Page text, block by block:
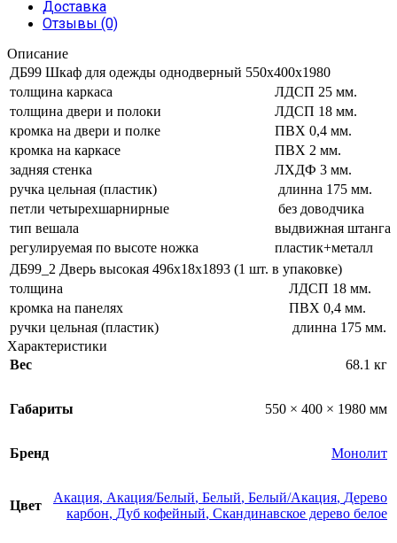
Доставка
Отзывы (0)
Описание
ДБ99 Шкаф для одежды однодверный 550х400х1980
толщина каркаса
ЛДСП 25 мм.
толщина двери и полоки
ЛДСП 18 мм.
кромка на двери и полке
ПВХ 0,4 мм.
кромка на каркасе
ПВХ 2 мм.
задняя стенка
ЛХДФ 3 мм.
ручка цельная (пластик)
длинна 175 мм.
петли четырехшарнирные
без доводчика
тип вешала
выдвижная штанга
регулируемая по высоте ножка
пластик+металл
ДБ99_2 Дверь высокая 496х18х1893 (1 шт. в упаковке)
толщина
ЛДСП 18 мм.
кромка на панелях
ПВХ 0,4 мм.
ручки цельная (пластик)
длинна 175 мм.
Характеристики
Вес
68.1 кг
Габариты 550 × 400 × 1980 мм
Бренд Монолит
Цвет
Акация, Акация/Белый, Белый, Белый/Акация, Дерево
карбон, Дуб кофейный, Скандинавское дерево белое